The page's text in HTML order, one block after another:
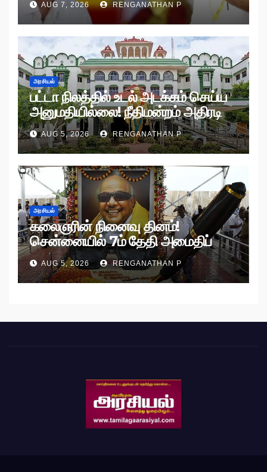
AUG 7, 2026 RENGANATHAN P
அரசியல்
பட்டா நிலத்தில் உடல் அடக்கம் செய்ய
அனுமதியில்லை! நீதிமன்றம் அதிரடி
உத்தரவு!
AUG 5, 2026 RENGANATHAN P
அரசியல்
கலைஞரின் நினைவு தினம்!
சென்னையில் 7ம் தேதி அமைதிப்
பேரணி!
AUG 5, 2026 RENGANATHAN P